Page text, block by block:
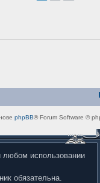
phpBB® Forum Software ©
любом использовании
обязательна.